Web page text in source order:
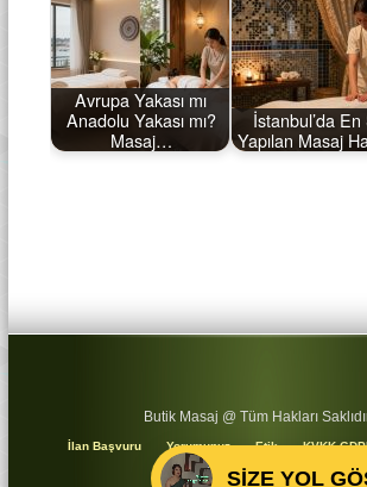
Avrupa Yakası mı
Anadolu Yakası mı?
Masaj…
İstanbul’da En
Yapılan Masaj
Butik Masaj @ Tüm Hakları
İlan Başvuru Yorumunuz Etik KVKK
Koşullar
Sitemap
SİZE YOL